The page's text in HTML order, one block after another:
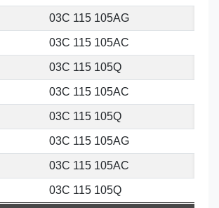
03C 115 105AG
03C 115 105AC
03C 115 105Q
03C 115 105AC
03C 115 105Q
03C 115 105AG
03C 115 105AC
03C 115 105Q